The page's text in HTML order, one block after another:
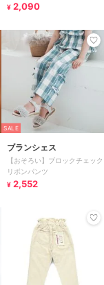
¥ 2,090
SALE
ブランシェス
【おそろい】ブロックチェック
リボンパンツ
¥ 2,552